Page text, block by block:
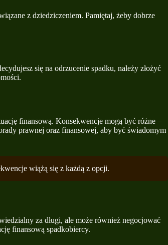
z dziedziczeniem. Pamiętaj, żeby dobrze
się na odrzucenie spadku, należy złożyć
finansową. Konsekwencje mogą być różne –
prawnej oraz finansowej, aby być świadomym
wiążą się z każdą z opcji.
za długi, ale może również negocjować
finansową spadkobiercy.